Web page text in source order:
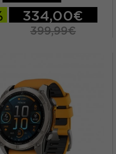
334,00€
399,99€